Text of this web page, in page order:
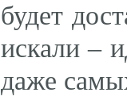
будет
искали –
даже